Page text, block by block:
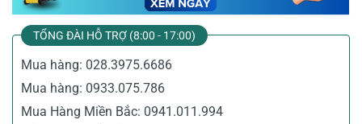
TỔNG ĐÀI HỖ TRỢ (8:00 - 17:00)
Mua hàng: 028.3975.6686
Mua hàng: 0933.075.786
Mua Hàng Miền Bắc: 0941.011.994